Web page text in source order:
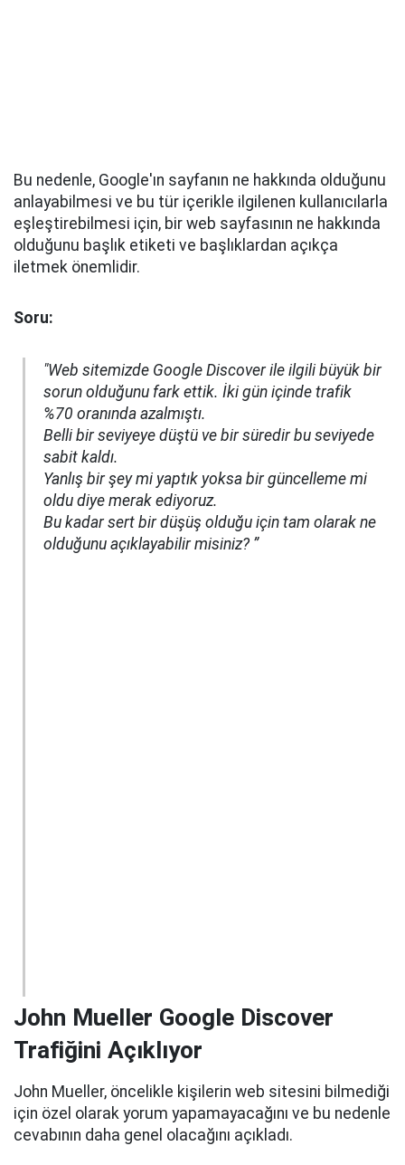
Bu nedenle, Google'ın sayfanın ne hakkında olduğunu
anlayabilmesi ve bu tür içerikle ilgilenen kullanıcılarla
eşleştirebilmesi için, bir web sayfasının ne hakkında
olduğunu başlık etiketi ve başlıklardan açıkça
iletmek önemlidir.
Soru:
"Web sitemizde Google Discover ile ilgili büyük bir
sorun olduğunu fark ettik. İki gün içinde trafik
%70 oranında azalmıştı.
Belli bir seviyeye düştü ve bir süredir bu seviyede
sabit kaldı.
Yanlış bir şey mi yaptık yoksa bir güncelleme mi
oldu diye merak ediyoruz.
Bu kadar sert bir düşüş olduğu için tam olarak ne
olduğunu açıklayabilir misiniz? ”
John Mueller Google Discover
Trafiğini Açıklıyor
John Mueller, öncelikle kişilerin web sitesini bilmediği
için özel olarak yorum yapamayacağını ve bu nedenle
cevabının daha genel olacağını açıkladı.